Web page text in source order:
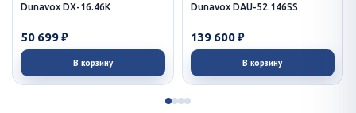
Dunavox DX-16.46K
50 699 ₽
В корзину
Dunavox DAU-52.146SS
139 600 ₽
В корзину